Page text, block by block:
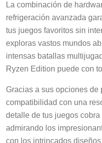
La combinación de
refrigeración avanzada
tus juegos favoritos sin
exploras vastos mundos
intensas batallas
Ryzen Edition puede con
Gracias a sus opciones
compatibilidad con una
detalle de tus juegos
admirando los
con los intrincados